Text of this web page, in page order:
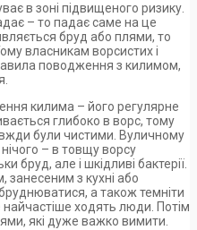
в зоні підвищеного ризику.
– то падає саме на це
бруд або плями, то
власникам ворсистих і
поводження з килимом,
килима – його регулярне
глибоко в ворс, тому
були чистими. Вуличному
нічого – в товщу ворсу
бруд, але і шкідливі бактерії.
з кухні або
а також темніти
найчастіше ходять люди. Потім
які дуже важко вимити.